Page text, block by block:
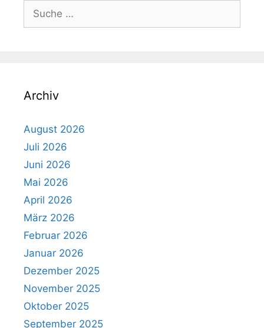
Suche
nach:
Archiv
August 2026
Juli 2026
Juni 2026
Mai 2026
April 2026
März 2026
Februar 2026
Januar 2026
Dezember 2025
November 2025
Oktober 2025
September 2025